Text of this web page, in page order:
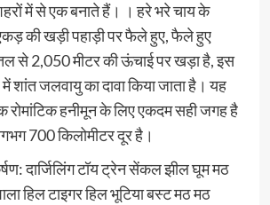
में से एक बनाते हैं। । हरे भरे चाय के
की खड़ी पहाड़ी पर फैले हुए, फैले हुए
से 2,050 मीटर की ऊंचाई पर खड़ा है, इस
में शांत जलवायु का दावा किया जाता है। यह
हनीमून के लिए एकदम सही जगह है
700 किलोमीटर दूर है।
दार्जिलिंग टॉय ट्रेन सेंकल झील घूम मठ
हिल टाइगर हिल भूटिया बस्ट मठ मठ